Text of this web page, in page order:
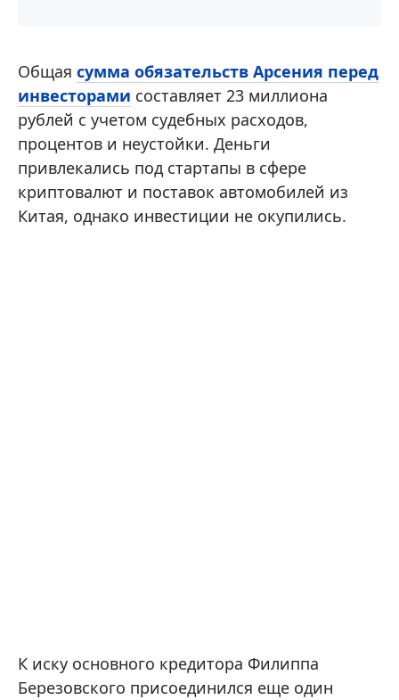
Общая сумма обязательств Арсения перед
инвесторами составляет 23 миллиона
рублей с учетом судебных расходов,
процентов и неустойки. Деньги
привлекались под стартапы в сфере
криптовалют и поставок автомобилей из
Китая, однако инвестиции не окупились.
К иску основного кредитора Филиппа
Березовского присоединился еще один